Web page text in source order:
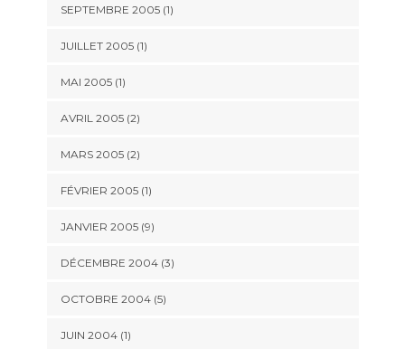
SEPTEMBRE 2005 (1)
JUILLET 2005 (1)
MAI 2005 (1)
AVRIL 2005 (2)
MARS 2005 (2)
FÉVRIER 2005 (1)
JANVIER 2005 (9)
DÉCEMBRE 2004 (3)
OCTOBRE 2004 (5)
JUIN 2004 (1)